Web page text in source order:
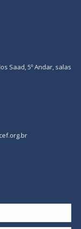
Saad, 5º Andar, salas